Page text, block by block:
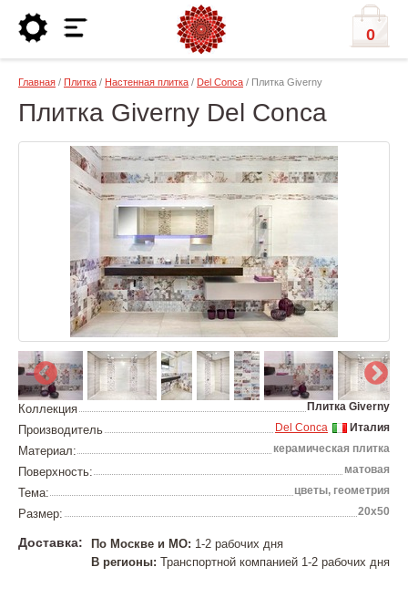
0
Главная / Плитка / Настенная плитка / Del Conca / Плитка Giverny
Плитка Giverny Del Conca
Коллекция Плитка Giverny
Производитель Италия
Del Conca
Материал: керамическая плитка
Поверхность: матовая
Тема: цветы, геометрия
Размер: 20х50
Доставка: По Москве и МО: 1-2 рабочих дня
В регионы: Транспортной компанией 1-2 рабочих дня